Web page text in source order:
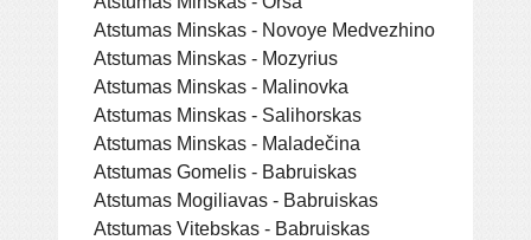
Atstumas Minskas - Novoye Medvezhino
Atstumas Minskas - Mozyrius
Atstumas Minskas - Malinovka
Atstumas Minskas - Salihorskas
Atstumas Minskas - Maladečina
Atstumas Gomelis - Babruiskas
Atstumas Mogiliavas - Babruiskas
Atstumas Vitebskas - Babruiskas